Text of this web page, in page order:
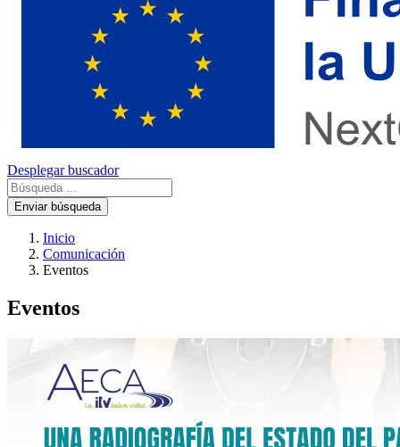
Desplegar buscador
Enviar búsqueda
Inicio
Comunicación
Eventos
Eventos